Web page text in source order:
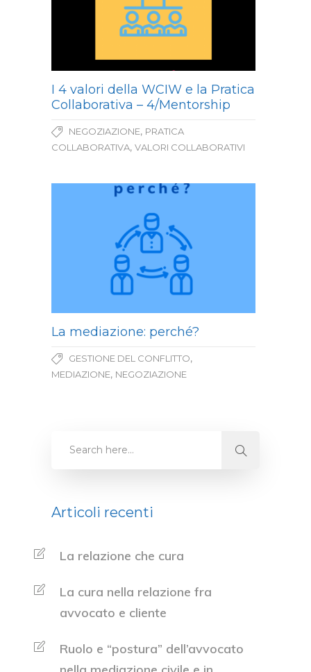
I 4 valori della WCIW e la Pratica
Collaborativa – 4/Mentorship
NEGOZIAZIONE, PRATICA
COLLABORATIVA, VALORI COLLABORATIVI
La mediazione: perché?
GESTIONE DEL CONFLITTO,
MEDIAZIONE, NEGOZIAZIONE
Articoli recenti
La relazione che cura
La cura nella relazione fra
avvocato e cliente
Ruolo e “postura” dell’avvocato